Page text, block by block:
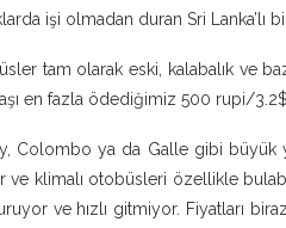
işi olmadan duran Sri
tam olarak eski, kalabalık ve
en fazla ödediğimiz 500 rupi/
Colombo ya da Galle gibi büyük
ve klimalı otobüsleri özellikle
ve hızlı gitmiyor. Fiyatları